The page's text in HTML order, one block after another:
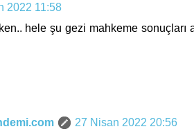
2022 11:58
hele şu gezi mahkeme sonuçları
27 Nisan 2022 20:56